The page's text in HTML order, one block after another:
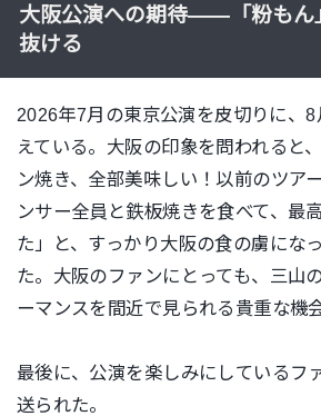
大阪公演への期待――「粉もん
抜ける
2026年7月の東京公演を皮切りに、8
えている。大阪の印象を問われると
ン焼き、全部美味しい！以前のツア
ンサー全員と鉄板焼きを食べて、 最
た」と、 すっかり大阪の食の虜にな
た。 大阪のファンにとっても、
三山
ーマンスを間近で見られる貴重な機
最後に、公演を楽しみにしているフ
送られた。